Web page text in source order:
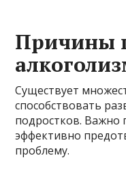
Причины
Существует
способствовать
подростков. Важно
эффективно
проблему.